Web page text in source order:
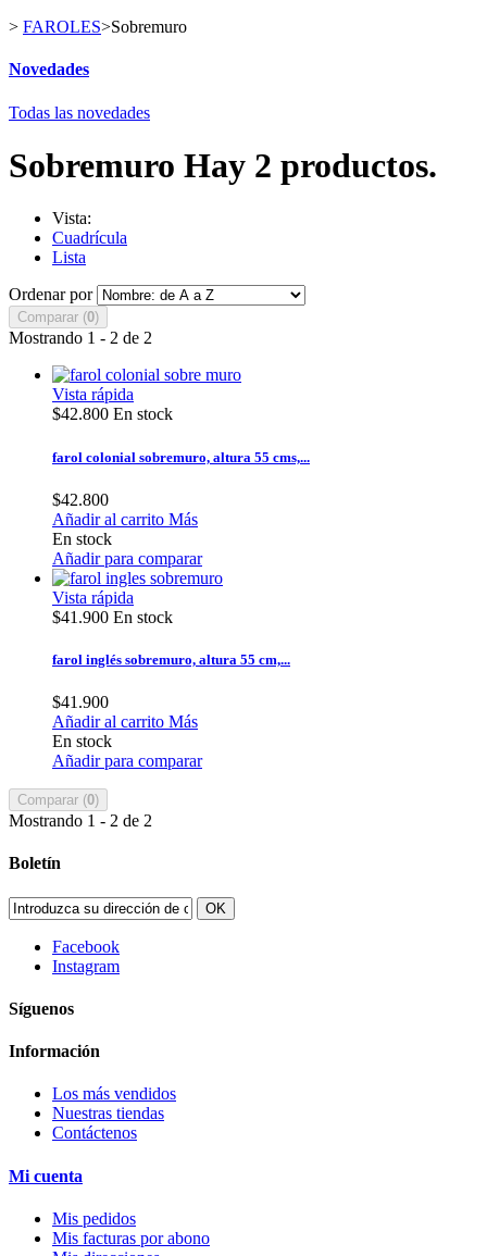
> FAROLES>Sobremuro
Novedades
Todas las novedades
Sobremuro Hay 2 productos.
Vista:
Cuadrícula
Lista
Ordenar por
Comparar (0)
Mostrando 1 - 2 de 2
Vista rápida
$42.800 En stock
farol colonial sobremuro, altura 55 cms,...
$42.800
Añadir al carrito Más
En stock
Añadir para comparar
Vista rápida
$41.900 En stock
farol inglés sobremuro, altura 55 cm,...
$41.900
Añadir al carrito Más
En stock
Añadir para comparar
Comparar (0)
Mostrando 1 - 2 de 2
Boletín
OK
Facebook
Instagram
Síguenos
Información
Los más vendidos
Nuestras tiendas
Contáctenos
Mi cuenta
Mis pedidos
Mis facturas por abono